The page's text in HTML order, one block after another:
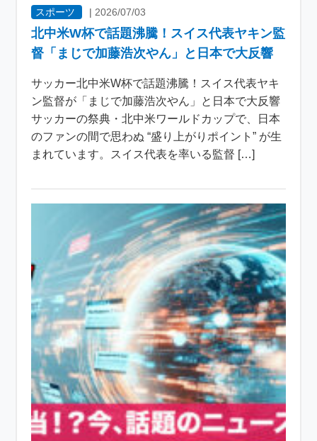
スポーツ | 2026/07/03
北中米W杯で話題沸騰！スイス代表ヤキン監
督「まじで加藤浩次やん」と日本で大反響
サッカー北中米W杯で話題沸騰！スイス代表ヤキ
ン監督が「まじで加藤浩次やん」と日本で大反響
サッカーの祭典・北中米ワールドカップで、日本
のファンの間で思わぬ “盛り上がりポイント” が生
まれています。スイス代表を率いる監督 […]